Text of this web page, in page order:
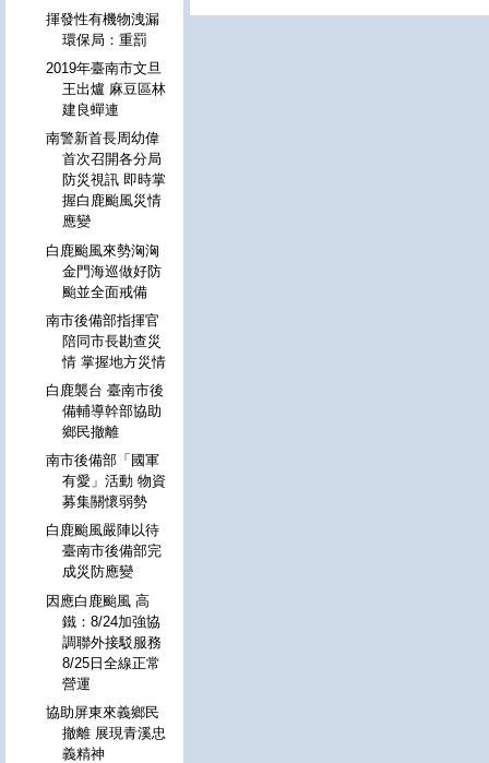
揮發性有機物洩漏
環保局：重罰
2019年臺南市文旦
王出爐 麻豆區林
建良蟬連
南警新首長周幼偉
首次召開各分局
防災視訊 即時掌
握白鹿颱風災情
應變
白鹿颱風來勢洶洶
金門海巡做好防
颱並全面戒備
南市後備部指揮官
陪同市長勘查災
情 掌握地方災情
白鹿襲台 臺南市後
備輔導幹部協助
鄉民撤離
南市後備部「國軍
有愛」活動 物資
募集關懷弱勢
白鹿颱風嚴陣以待
臺南市後備部完
成災防應變
因應白鹿颱風 高
鐵：8/24加強協
調聯外接駁服務
8/25日全線正常
營運
協助屏東來義鄉民
撤離 展現青溪忠
義精神